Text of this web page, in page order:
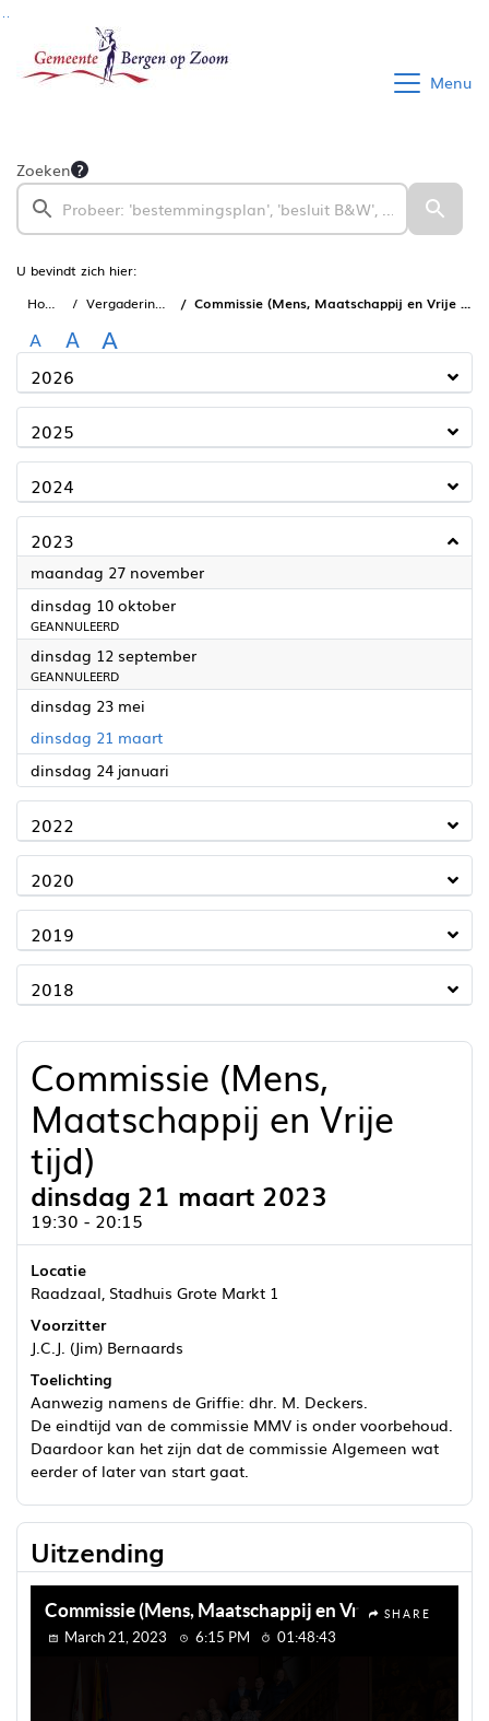
Ga naar de inhoud van deze pagina
Ga naar het zoeken
Ga naar het menu
Menu
Zoeken
U bevindt zich hier:
Home
Vergaderingen Commissie (Mens, Maatschappij en Vrije tijd)
A A A
2026
2025
2024
2023
maandag 27 november2023
dinsdag 10 oktober2023
GEANNULEERD
dinsdag 12 september2023
GEANNULEERD
dinsdag 23 mei
dinsdag 21 maart2023
dinsdag 24 januari
2022
2020
2019
2018
Commissie (Mens,
Maatschappij en Vrije
tijd)
dinsdag 21 maart 2023
19:30 - 20:15
Locatie
Raadzaal, Stadhuis Grote Markt 1
Voorzitter
J.C.J. (Jim) Bernaards
Toelichting
Aanwezig namens de Griffie: dhr. M. Deckers.
De eindtijd van de commissie MMV is onder voorbehoud.
Daardoor kan het zijn dat de commissie Algemeen wat
eerder of later van start gaat.
Uitzending